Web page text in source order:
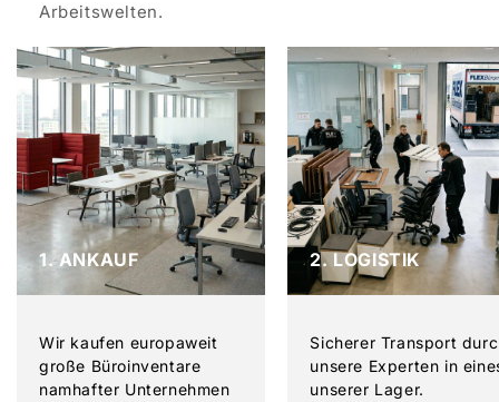
Arbeitswelten.
1. ANKAUF
Wir kaufen europaweit
große Büroinventare
namhafter Unternehmen
2. LOGISTIK
Sicherer Transport
unsere Experten in
unserer Lager.